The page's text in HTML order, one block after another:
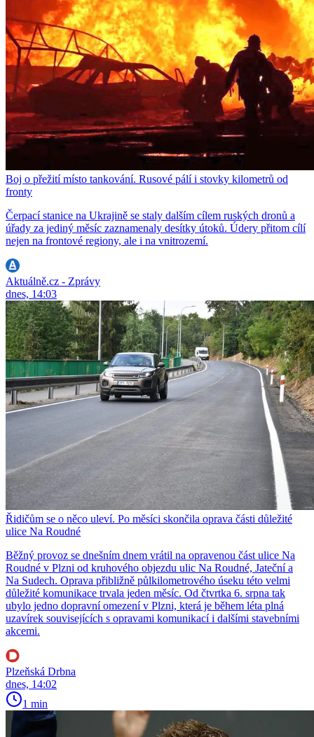
Boj o přežití místo tankování. Rusové pálí i stovky kilometrů od
fronty
Čerpací stanice na Ukrajině se staly dalším cílem ruských dronů a
úřady za jediný měsíc zaznamenaly desítky útoků. Údery přitom cílí
nejen na frontové regiony, ale i na vnitrozemí.
Aktuálně.cz - Zprávy
dnes, 14:03
Řidičům se o něco uleví. Po měsíci skončila oprava části důležité
ulice Na Roudné
Běžný provoz se dnešním dnem vrátil na opravenou část ulice Na
Roudné v Plzni od kruhového objezdu ulic Na Roudné, Jateční a
Na Sudech. Oprava přibližně půlkilometrového úseku této velmi
důležité komunikace trvala jeden měsíc. Od čtvrtka 6. srpna tak
ubylo jedno dopravní omezení v Plzni, která je během léta plná
uzavírek souvisejících s opravami komunikací i dalšími stavebními
akcemi.
Plzeňská Drbna
dnes, 14:02
1 min